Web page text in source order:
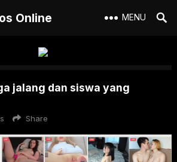
Online MENU
jalang dan siswa yang
Share